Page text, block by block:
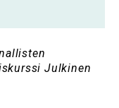
Julkinen